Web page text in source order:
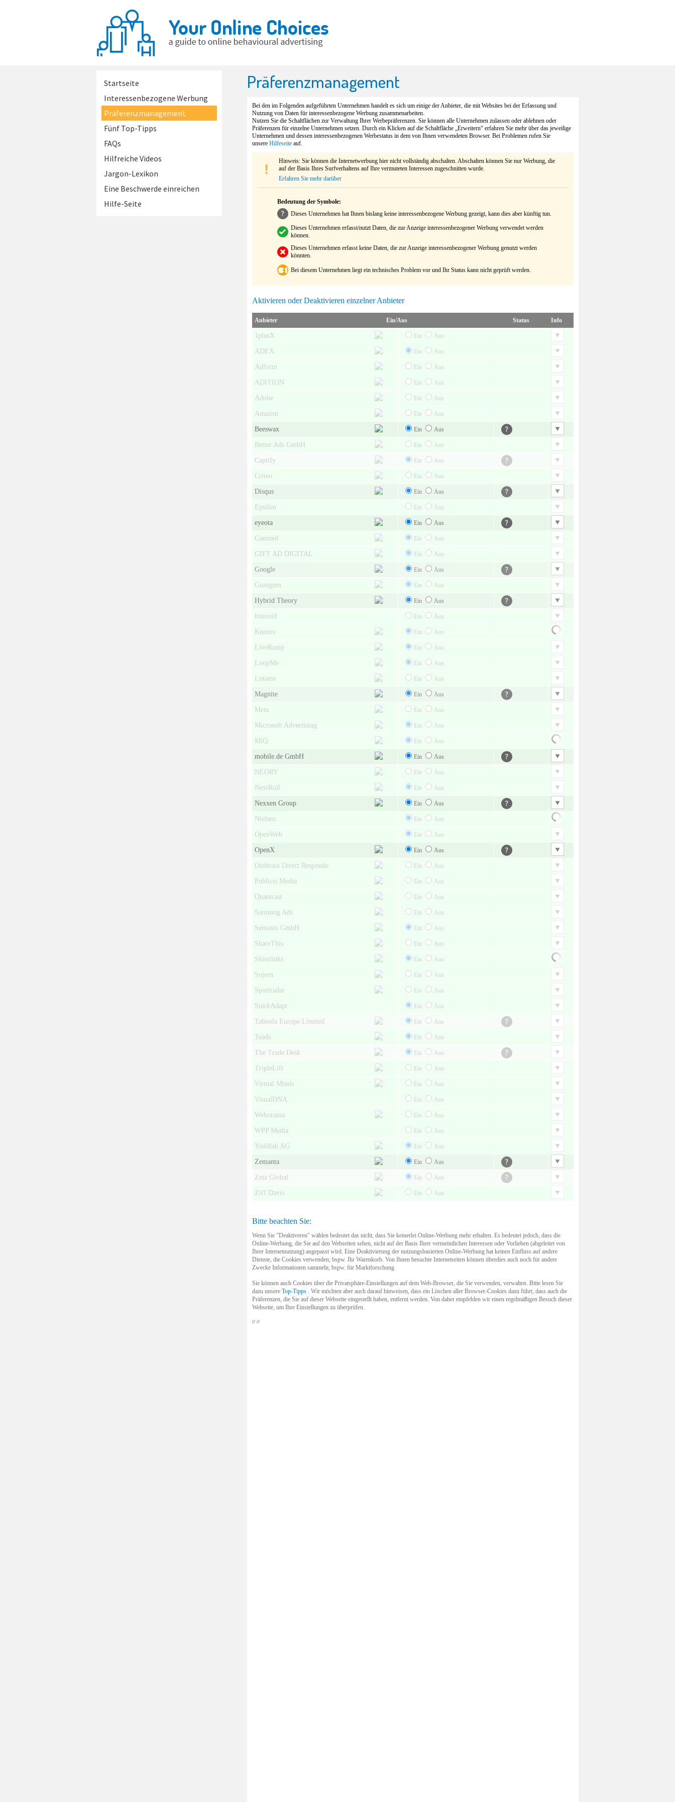
Startseite
Interessenbezogene Werbung
Präferenzmanagement
Fünf Top-Tipps
FAQs
Hilfreiche Videos
Jargon-Lexikon
Eine Beschwerde einreichen
Hilfe-Seite
Präferenzmanagement
Bei den im Folgenden aufgeführten Unternehmen handelt es sich um einige der Anbieter, die mit Websites bei der Erfassung und
Nutzung von Daten für interessenbezogene Werbung zusammenarbeiten.
Nutzen Sie die Schaltflächen zur Verwaltung Ihrer Werbepräferenzen. Sie können alle Unternehmen zulassen oder ablehnen oder
Präferenzen für einzelne Unternehmen setzen. Durch ein Klicken auf die Schaltfläche „Erweitern“ erfahren Sie mehr über das jeweilige
Unternehmen und dessen interessenbezogenen Werbestatus in dem von Ihnen verwendeten Browser. Bei Problemen rufen Sie
unsere Hilfeseite auf.
Hinweis: Sie können die Internetwerbung hier nicht vollständig abschalten. Abschalten können Sie nur Werbung, die
auf der Basis Ihres Surfverhaltens auf Ihre vermuteten Interessen zugeschnitten wurde.
Erfahren Sie mehr darüber
Bedeutung der Symbole:
Dieses Unternehmen hat Ihnen bislang keine interessenbezogene Werbung gezeigt, kann dies aber künftig tun.
Dieses Unternehmen erfasst/nutzt Daten, die zur Anzeige interessenbezogener Werbung verwendet werden
können.
Dieses Unternehmen erfasst keine Daten, die zur Anzeige interessenbezogener Werbung genutzt werden
könnten.
Bei diesem Unternehmen liegt ein technisches Problem vor und Ihr Status kann nicht geprüft werden.